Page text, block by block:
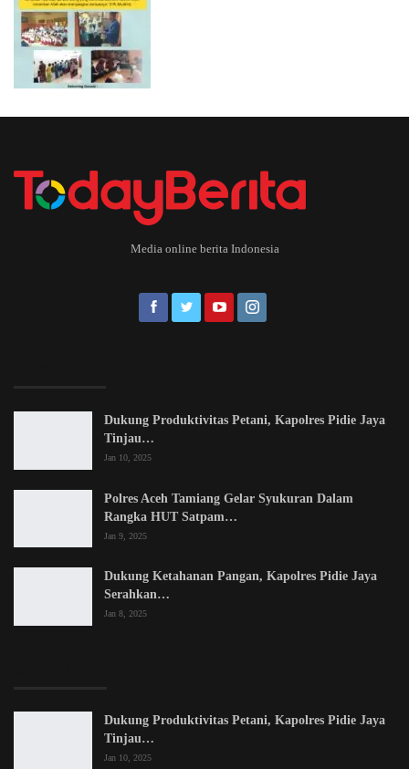
Media online berita Indonesia
Dukung Produktivitas Petani, Kapolres Pidie Jaya
Tinjau…
Jan 10, 2025
Polres Aceh Tamiang Gelar Syukuran Dalam
Rangka HUT Satpam…
Jan 9, 2025
Dukung Ketahanan Pangan, Kapolres Pidie Jaya
Serahkan…
Jan 8, 2025
Dukung Produktivitas Petani, Kapolres Pidie Jaya
Tinjau…
Jan 10, 2025